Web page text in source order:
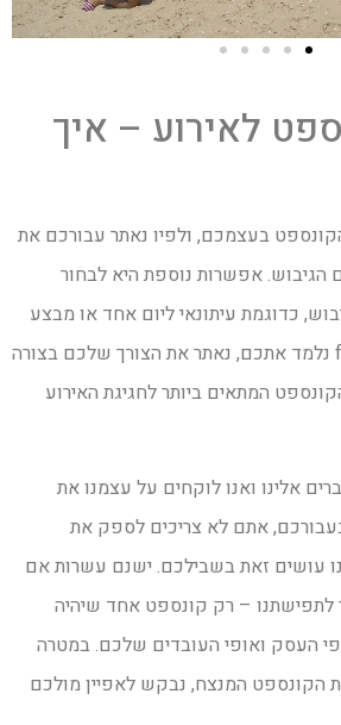
לאירוע – איך
בעצמכם, ולפיו נאתר עבורכם את
הגיבוש. אפשרות נוספת היא לבחור
כדוגמת עיתונאי ליום אחד או מבצע
אנטבה. אנחנו ב-funtom נלמד אתכם, נאתר את הצורך שלכם בצורה
המתאים ביותר לחגיגת האירוע
אלינו ואנו לוקחים על עצמנו את
אתם לא צריכים לספק את
עושים זאת בשבילכם. ישנם עשרות אם
– רק קונספט אחד שיהיה
העסק ואופי העובדים שלכם. במטרה
הקונספט המנצח, נבקש לאפיין מולכם